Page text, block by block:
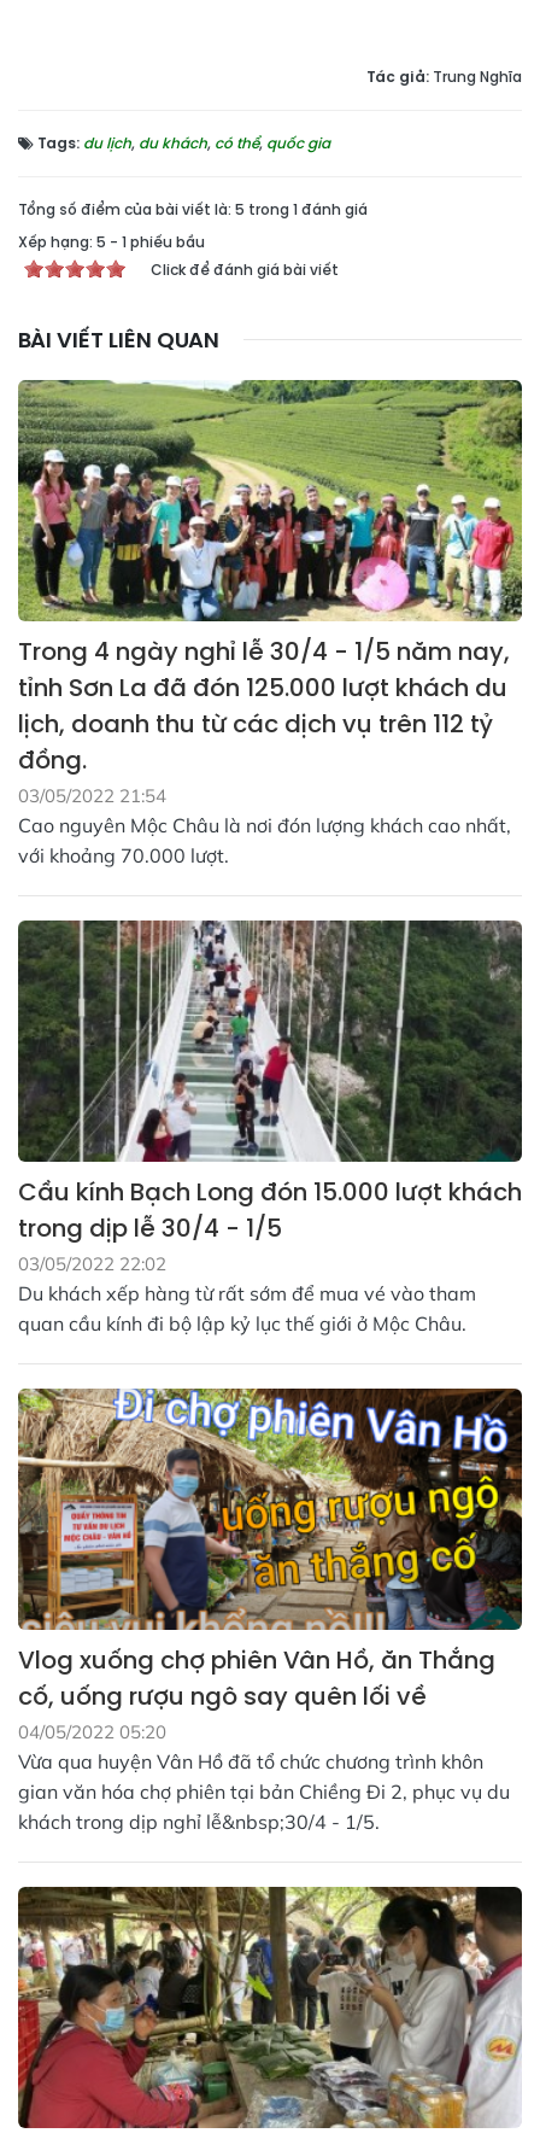
Tác giả: Trung Nghĩa
Tags: du lịch, du khách, có thể, quốc gia
Tổng số điểm của bài viết là: 5 trong 1 đánh giá
Xếp hạng: 5 - 1 phiếu bầu
Click để đánh giá bài viết
BÀI VIẾT LIÊN QUAN
Trong 4 ngày nghỉ lễ 30/4 - 1/5 năm nay,
tỉnh Sơn La đã đón 125.000 lượt khách du
lịch, doanh thu từ các dịch vụ trên 112 tỷ
đồng.
03/05/2022 21:54
Cao nguyên Mộc Châu là nơi đón lượng khách cao nhất,
với khoảng 70.000 lượt.
Cầu kính Bạch Long đón 15.000 lượt khách
trong dịp lễ 30/4 - 1/5
03/05/2022 22:02
Du khách xếp hàng từ rất sớm để mua vé vào tham
quan cầu kính đi bộ lập kỷ lục thế giới ở Mộc Châu.
Vlog xuống chợ phiên Vân Hồ, ăn Thắng
cố, uống rượu ngô say quên lối về
04/05/2022 05:20
Vừa qua huyện Vân Hồ đã tổ chức chương trình khôn
gian văn hóa chợ phiên tại bản Chiềng Đi 2, phục vụ du
khách trong dịp nghỉ lễ&nbsp;30/4 - 1/5.